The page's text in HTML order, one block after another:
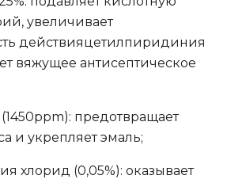
увеличивает
действияцетилпиридиния
вяжущее антисептическое
предотвращает
и укрепляет эмаль;
хлорид (0,05%): оказывает